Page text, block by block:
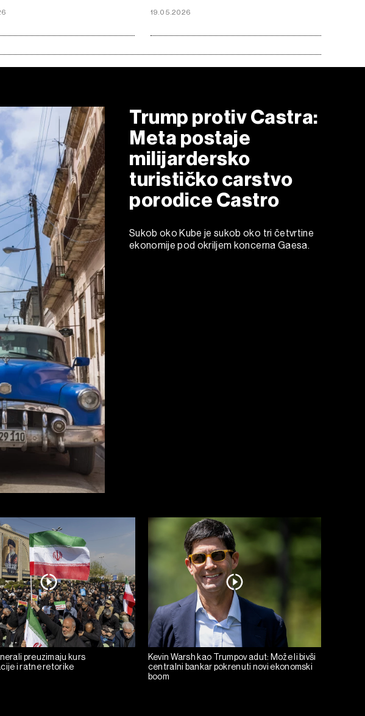
19.05.2026
Trump protiv Castra:
Meta postaje
milijardersko
turističko carstvo
porodice Castro
Sukob oko Kube je sukob oko tri četvrtine
ekonomije pod okriljem koncerna Gaesa.
preuzimaju kurs
i ratne retorike
Kevin Warsh kao Trumpov adut: Može li bivši
centralni bankar pokrenuti novi ekonomski
boom